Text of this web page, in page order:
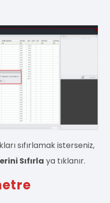
sıfırlamak isterseniz,
Sıfırla ya tıklanır.